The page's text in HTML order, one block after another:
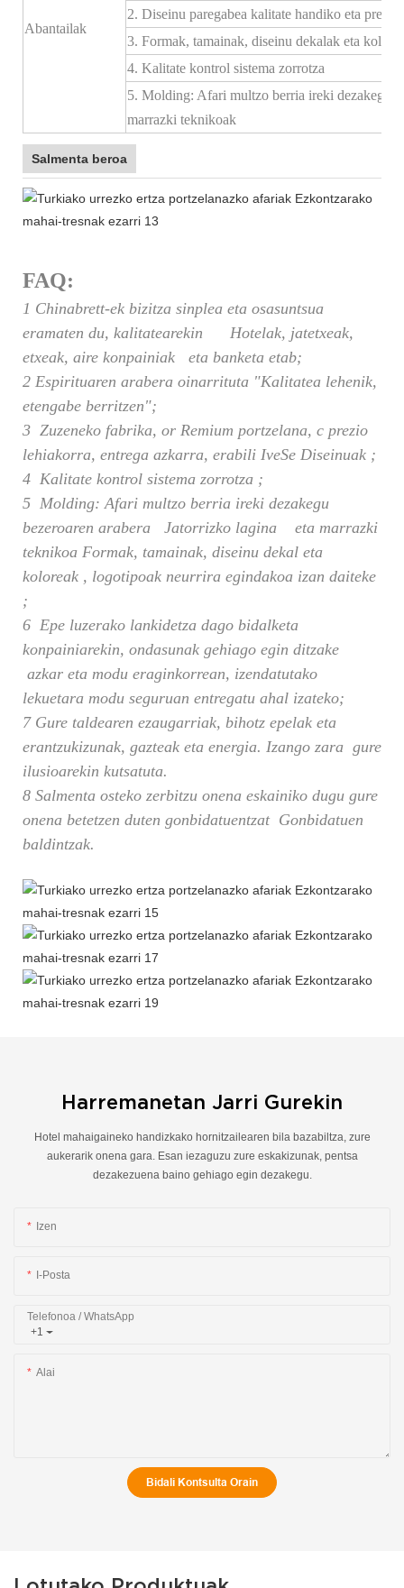
Abantailak
2. Diseinu paregabea kalitate handiko eta
3. Formak, tamainak, diseinu dekalak eta
4. Kalitate kontrol sistema zorrotza
5. Molding: Afari multzo berria ireki dezakegu
marrazki teknikoak
Salmenta beroa
FAQ:
1 Chinabrett-ek bizitza sinplea eta osasuntsua
eramaten du, kalitatearekin Hotelak, jatetxeak,
etxeak, aire konpainiak eta banketa etab;
2 Espirituaren arabera oinarrituta "Kalitatea lehenik,
etengabe berritzen";
3 Zuzeneko fabrika, or Remium portzelana, c prezio
lehiakorra, entrega azkarra, erabili IveSe Diseinuak ;
4 Kalitate kontrol sistema zorrotza ;
5 Molding: Afari multzo berria ireki dezakegu
bezeroaren arabera Jatorrizko lagina eta marrazki
teknikoa Formak, tamainak, diseinu dekal eta
koloreak , logotipoak neurrira egindakoa izan daiteke
;
6 Epe luzerako lankidetza dago bidalketa
konpainiarekin, ondasunak gehiago egin ditzake
azkar eta modu eraginkorrean, izendatutako
lekuetara modu seguruan entregatu ahal izateko;
7 Gure taldearen ezaugarriak, bihotz epelak eta
erantzukizunak, gazteak eta energia. Izango zara gure
ilusioarekin kutsatuta.
8 Salmenta osteko zerbitzu onena eskainiko dugu gure
onena betetzen duten gonbidatuentzat Gonbidatuen
baldintzak.
Harremanetan Jarri Gurekin
Hotel mahaigaineko handizkako hornitzailearen bila bazabiltza, zure
aukerarik onena gara. Esan iezaguzu zure eskakizunak, pentsa
dezakezuena baino gehiago egin dezakegu.
Izen
I-Posta
+1
Telefonoa / WhatsApp
Alai
Bidali Kontsulta Orain